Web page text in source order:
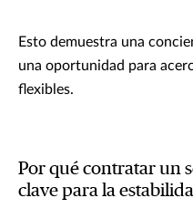
Esto demuestra una
una oportunidad para
flexibles.
Por qué contratar un
clave para la